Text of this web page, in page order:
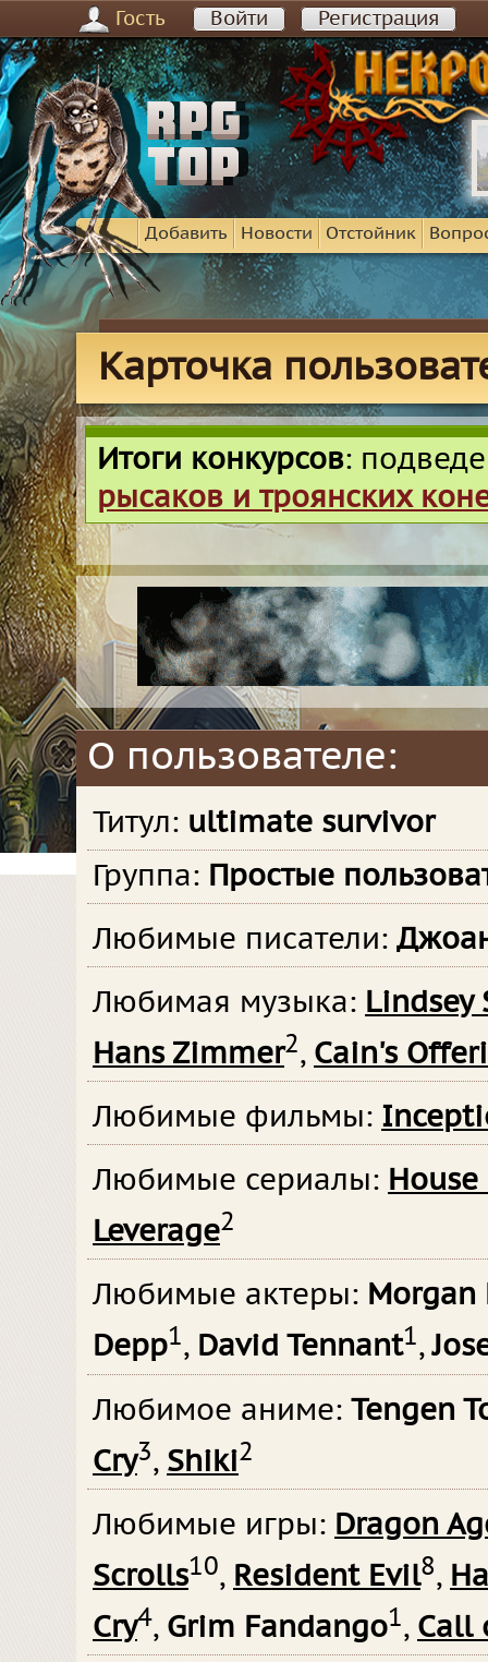
Гость Войти Регистрация
Добавить Новости Отстойник
Карточка
Итоги конкурсов:
рысаков и троянских
О пользователе:
Титул: ultimate survivor
Группа: Простые
Любимые писатели:
Любимая музыка:
Hans Zimmer2, Cain's
Любимые фильмы:
Любимые сериалы: House
Leverage2
Любимые актеры: Morgan
Depp1, David Tennant1,
Любимое аниме: Tengen
Cry3, Shiki2
Любимые игры: Dragon
Scrolls10, Resident Evil8,
Cry4, Grim Fandango1, Call